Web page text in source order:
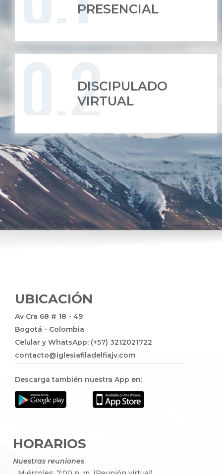
PRESENCIAL
DISCIPULADO
VIRTUAL
UBICACIÓN
Av Cra 68 # 18 - 49
Bogotá - Colombia
Celular y WhatsApp: (+57) 3212021722
contacto@iglesiafiladelfiajv.com
Descarga también nuestra App en:
HORARIOS
Nuestras reuniones